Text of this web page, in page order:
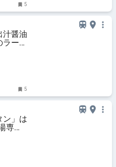
5
汁醤油
ーメ
5
ン」は
専門